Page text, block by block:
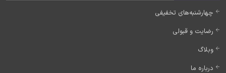
چهارشنبه‌های تخفیفی
رضایت و قبولی
وبلاگ
درباره ما